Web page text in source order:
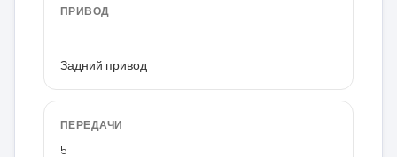
ПРИВОД
Задний привод
ПЕРЕДАЧИ
5